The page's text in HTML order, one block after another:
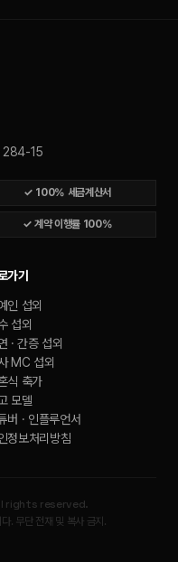
284-15
✓ 100% 세금계산서
✓ 계약 이행률 100%
가기
인 섭외
섭외
· 간증 섭외
MC 섭외
식 축가
모델
버 · 인플루언서
정보처리방침
rights reserved.
. 무단 전재 및 복사 금지.